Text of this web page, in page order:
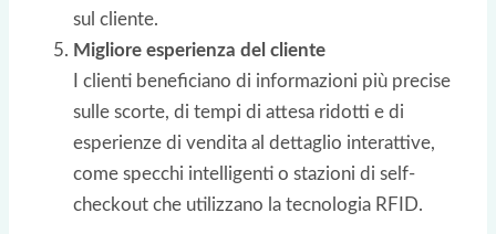
sul cliente.
Migliore esperienza del cliente
I clienti beneficiano di informazioni più precise
sulle scorte, di tempi di attesa ridotti e di
esperienze di vendita al dettaglio interattive,
come specchi intelligenti o stazioni di self-
checkout che utilizzano la tecnologia RFID.